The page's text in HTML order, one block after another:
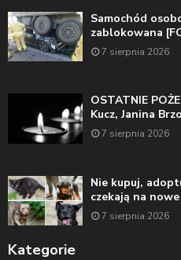
Samochód
zablokowana
7 sierpnia 2026
OSTATNIE
Kucz, Janina
7 sierpnia 2026
Nie kupuj,
czekają na
7 sierpnia 2026
Kategorie